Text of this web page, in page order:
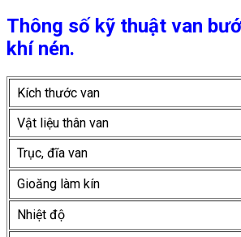
Thông số kỹ thuật van
khí nén.
Kích thước van
Vật liệu thân van
Trục, đĩa van
Gioăng làm kín
Nhiệt độ